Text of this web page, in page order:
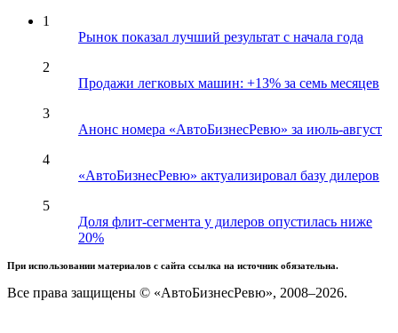
1
Рынок показал лучший результат с начала года
2
Продажи легковых машин: +13% за семь месяцев
3
Анонс номера «АвтоБизнесРевю» за июль-август
4
«АвтоБизнесРевю» актуализировал базу дилеров
5
Доля флит-сегмента у дилеров опустилась ниже
20%
При использовании материалов с сайта ссылка на источник обязательна.
Все права защищены © «АвтоБизнесРевю», 2008–2026.